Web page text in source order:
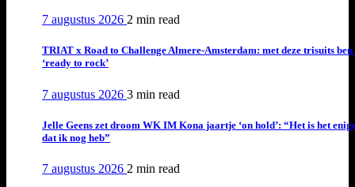
7 augustus 2026 2 min read
TRIAT x Road to Challenge Almere-Amsterdam: met deze trisuits ben
‘ready to rock’
7 augustus 2026 3 min read
Jelle Geens zet droom WK IM Kona jaartje ‘on hold’: “Het is het
dat ik nog heb”
7 augustus 2026 2 min read